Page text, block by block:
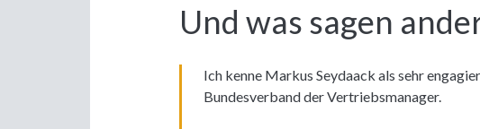
Und was sagen
Ich kenne Markus Seydaack als sehr
Bundesverband der Vertriebsmanager.